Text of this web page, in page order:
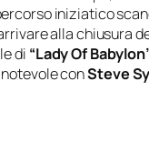
iniziatico
alla chiusura
di “Lady Of
conSteve